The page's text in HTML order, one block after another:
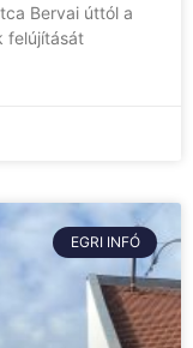
Bervai úttól a
felújítását
EGRI INFÓ